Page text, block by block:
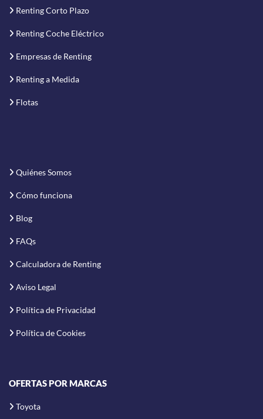
Renting Corto Plazo
Renting Coche Eléctrico
Empresas de Renting
Renting a Medida
Flotas
Quiénes Somos
Cómo funciona
Blog
FAQs
Calculadora de Renting
Aviso Legal
Política de Privacidad
Política de Cookies
OFERTAS POR MARCAS
Toyota